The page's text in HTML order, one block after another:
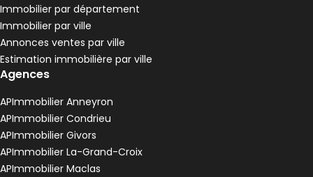
Immobilier par département
Immobilier par ville
Annonces ventes par ville
Estimation immobilière par ville
Agences
APImmobilier Anneyron
APImmobilier Condrieu
APImmobilier Givors
APImmobilier La-Grand-Croix
APImmobilier Maclas